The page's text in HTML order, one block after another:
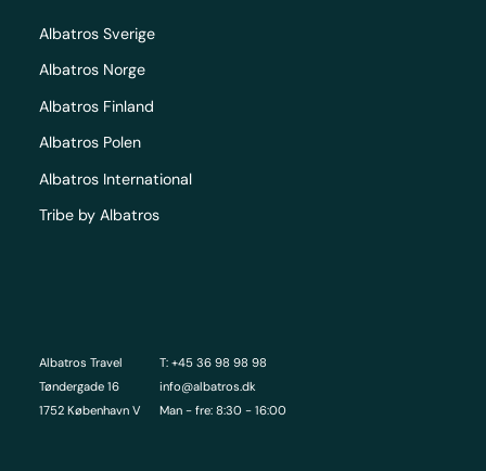
Albatros Travel
Tøndergade 16
1752 København V
T: +45 36 98 98 98
info@albatros.dk
Man - fre: 8:30 - 16:00
Albatros Sverige
Albatros Norge
Albatros Finland
Albatros Polen
Albatros International
Tribe by Albatros